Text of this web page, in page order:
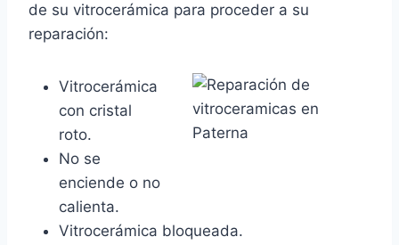
de su vitrocerámica para proceder a su
reparación:
Vitrocerámica
con cristal
roto.
No se
enciende o no
calienta.
Vitrocerámica bloqueada.